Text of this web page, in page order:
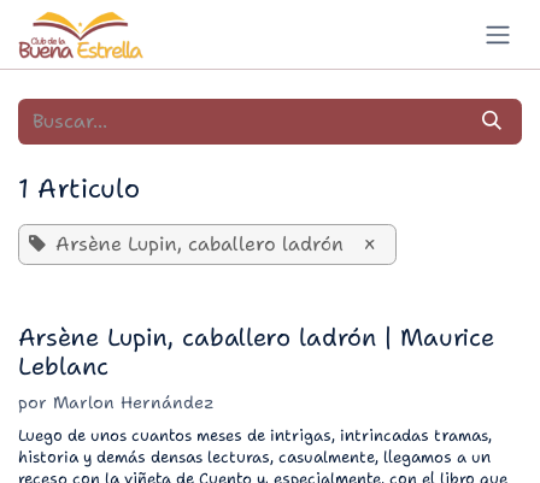
Ir al contenido
1 Articulo
Arsène Lupin, caballero ladrón ×
Arsène Lupin, caballero ladrón | Maurice
Leblanc
por Marlon Hernández
Luego de unos cuantos meses de intrigas, intrincadas tramas,
historia y demás densas lecturas, casualmente, llegamos a un